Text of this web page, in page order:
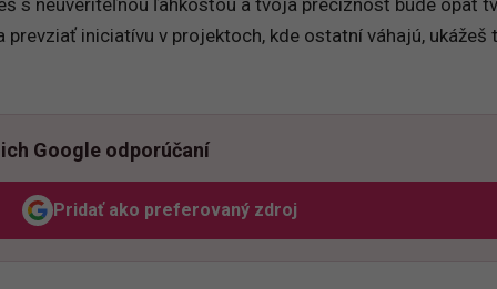
s neuveriteľnou ľahkosťou a tvoja precíznosť bude opäť
prevziať iniciatívu v projektoch, kde ostatní váhajú, ukážeš
Google odporúčaní
Pridať ako preferovaný zdroj
Odzadu, odkaz sa otvorí v novom okne